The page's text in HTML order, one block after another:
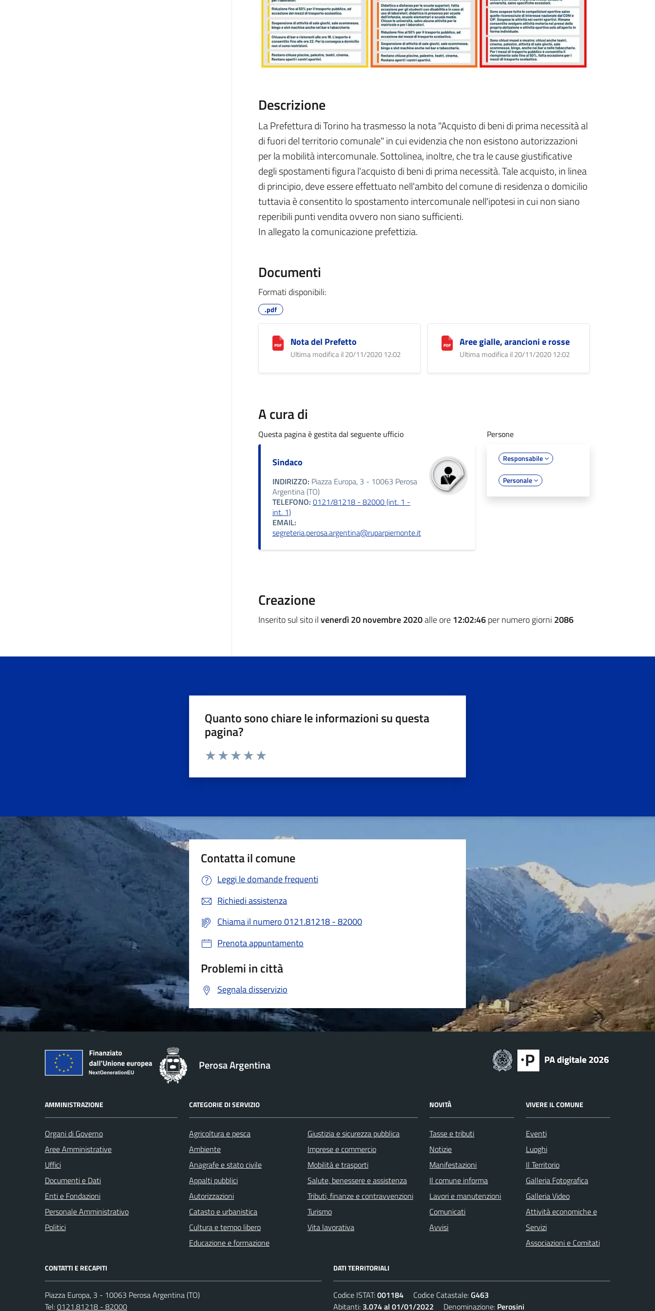
Descrizione
La Prefettura di Torino ha trasmesso la nota "Acquisto di beni di prima necessità al
di fuori del territorio comunale" in cui evidenzia che non esistono autorizzazioni
per la mobilità intercomunale. Sottolinea, inoltre, che tra le cause giustificative
degli spostamenti figura l'acquisto di beni di prima necessità. Tale acquisto, in linea
di principio, deve essere effettuato nell'ambito del comune di residenza o domicilio
tuttavia è consentito lo spostamento intercomunale nell'ipotesi in cui non siano
reperibili punti vendita ovvero non siano sufficienti.
In allegato la comunicazione prefettizia.
Documenti
Formati disponibili:
.pdf
Nota del Prefetto
Ultima modifica il 20/11/2020 12:02
Aree gialle, arancioni e rosse
Ultima modifica il 20/11/2020 12:02
A cura di
Questa pagina è gestita dal seguente ufficio
Sindaco
INDIRIZZO: Piazza Europa, 3 - 10063 Perosa
Argentina (TO)
TELEFONO: 0121/81218 - 82000 (int. 1 -
int. 1)
EMAIL:
segreteria.perosa.argentina@ruparpiemonte.it
Persone
Responsabile
Personale
Creazione
Inserito sul sito ilvenerdì 20 novembre 2020alle ore12:02:46per numero giorni 2086
Quanto sono chiare le informazioni su questa
pagina?
Valuta da 1 a 5 stelle la pagina
Contatta il comune
Leggi le domande frequenti
Richiedi assistenza
Chiama il numero 0121.81218 - 82000
Prenota appuntamento
Problemi in città
Segnala disservizio
Perosa Argentina
AMMINISTRAZIONE
Organi di Governo
Aree Amministrative
Uffici
Documenti e Dati
Enti e Fondazioni
Personale Amministrativo
Politici
CATEGORIE DI SERVIZIO
Agricoltura e pesca
Ambiente
Anagrafe e stato civile
Appalti pubblici
Autorizzazioni
Catasto e urbanistica
Cultura e tempo libero
Educazione e formazione
Giustizia e sicurezza pubblica
Imprese e commercio
Mobilità e trasporti
Salute, benessere e assistenza
Tributi, finanze e contravvenzioni
Turismo
Vita lavorativa
NOVITÀ
Tasse e tributi
Notizie
Manifestazioni
Il comune informa
Lavori e manutenzioni
Comunicati
Avvisi
VIVERE IL COMUNE
Eventi
Luoghi
Il Territorio
Galleria Fotografica
Galleria Video
Attività economiche e
Servizi
Associazioni e Comitati
CONTATTI E RECAPITI
Piazza Europa, 3 - 10063 Perosa Argentina (TO)
Tel:0121.81218 - 82000
DATI TERRITORIALI
Codice ISTAT:001184 Codice Catastale:G463
Abitanti: 3.074 al 01/01/2022 Denominazione: Perosini